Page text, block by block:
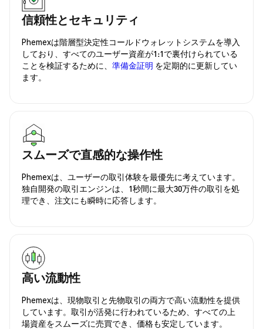
信頼性とセキュリティ
Phemexは階層型決定性コールドウォレットシステムを導入
しており、すべてのユーザー資産が1:1で裏付けられている
ことを検証するために、 準備金証明 を定期的に更新してい
ます。
スムーズで直感的な操作性
Phemexは、ユーザーの取引体験を最優先に考えています。
独自開発の取引エンジンは、1秒間に最大30万件の取引を処
理でき、注文にも瞬時に応答します。
高い流動性
Phemexは、現物取引と先物取引の両方で高い流動性を提供
しています。取引が活発に行われているため、すべての上
場資産をスムーズに売買でき、価格も安定しています。